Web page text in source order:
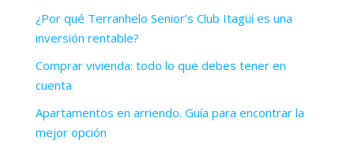
¿Por qué Terranhelo Senior’s Club Itagüí es una
inversión rentable?
Comprar vivienda: todo lo que debes tener en
cuenta
Apartamentos en arriendo. Guía para encontrar la
mejor opción